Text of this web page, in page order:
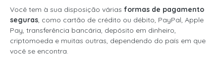
Você tem à sua disposição várias formas de pagamento
seguras, como cartão de crédito ou débito, PayPal, Apple
Pay, transferência bancária, depósito em dinheiro,
criptomoeda e muitas outras, dependendo do país em que
você se encontra.